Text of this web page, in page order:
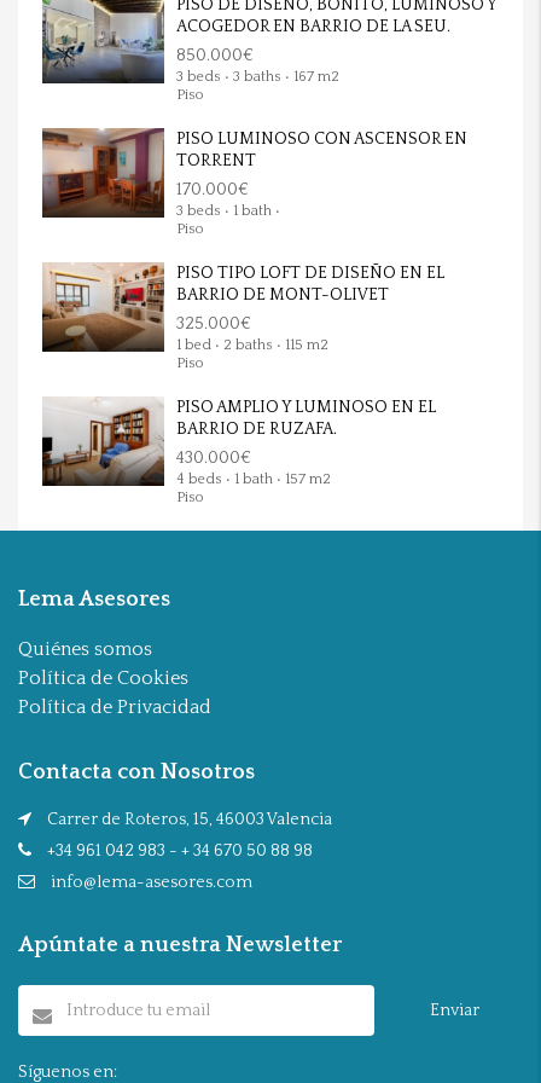
PISO DE DISEÑO, BONITO, LUMINOSO Y
ACOGEDOR EN BARRIO DE LA SEU.
850.000€
3 beds • 3 baths • 167 m2
Piso
PISO LUMINOSO CON ASCENSOR EN
TORRENT
170.000€
3 beds • 1 bath •
Piso
PISO TIPO LOFT DE DISEÑO EN EL
BARRIO DE MONT-OLIVET
325.000€
1 bed • 2 baths • 115 m2
Piso
PISO AMPLIO Y LUMINOSO EN EL
BARRIO DE RUZAFA.
430.000€
4 beds • 1 bath • 157 m2
Piso
Lema Asesores
Quiénes somos
Política de Cookies
Política de Privacidad
Contacta con Nosotros
Carrer de Roteros, 15, 46003 Valencia
+34 961 042 983 - + 34 670 50 88 98
info@lema-asesores.com
Apúntate a nuestra Newsletter
Enviar
Síguenos en: